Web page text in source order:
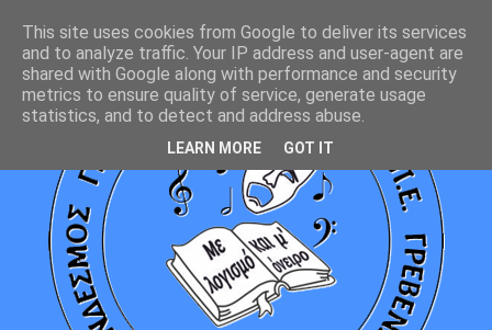
This site uses cookies from Google to deliver its services
and to analyze traffic. Your IP address and user-agent are
shared with Google along with performance and security
metrics to ensure quality of service, generate usage
statistics, and to detect and address abuse.
LEARN MORE GOT IT